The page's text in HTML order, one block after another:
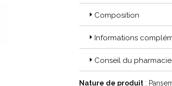
Composition
Informations
Conseil du
Nature de produit :